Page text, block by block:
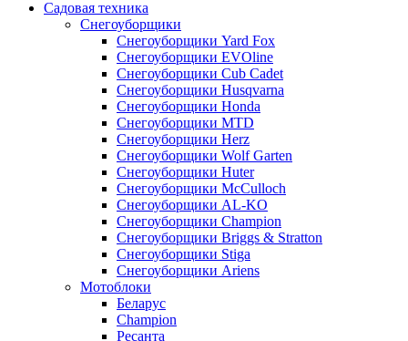
Садовая техника
Снегоуборщики
Снегоуборщики Yard Fox
Снегоуборщики EVOline
Снегоуборщики Cub Cadet
Снегоуборщики Husqvarna
Снегоуборщики Honda
Снегоуборщики MTD
Снегоуборщики Herz
Снегоуборщики Wolf Garten
Снегоуборщики Huter
Снегоуборщики McCulloch
Снегоуборщики AL-KO
Снегоуборщики Champion
Снегоуборщики Briggs & Stratton
Снегоуборщики Stiga
Снегоуборщики Ariens
Мотоблоки
Беларус
Champion
Ресанта